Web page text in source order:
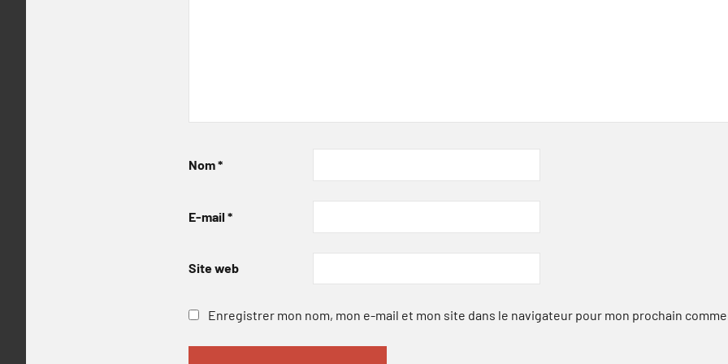
Nom*
E-mail *
Site web
Enregistrer mon nom, mon e-mail et mon site dans le navigateur pour mon prochain